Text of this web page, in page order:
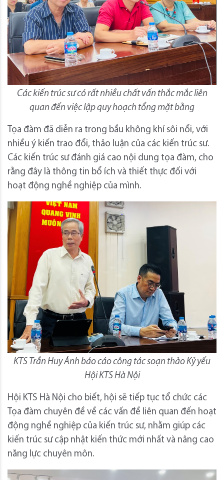
Các kiến trúc sư có rất nhiều chất vấn thắc mắc liên
quan đến việc lập quy hoạch tổng mặt bằng
Tọa đàm đã diễn ra trong bầu không khí sôi nổi, với
nhiều ý kiến trao đổi, thảo luận của các kiến trúc sư.
Các kiến trúc sư đánh giá cao nội dung tọa đàm, cho
rằng đây là thông tin bổ ích và thiết thực đối với
hoạt động nghề nghiệp của mình.
KTS Trần Huy Ánh báo cáo công tác soạn thảo Kỷ yếu
Hội KTS Hà Nội
Hội KTS Hà Nội cho biết, hội sẽ tiếp tục tổ chức các
Tọa đàm chuyên đề về các vấn đề liên quan đến hoạt
động nghề nghiệp của kiến trúc sư, nhằm giúp các
kiến trúc sư cập nhật kiến thức mới nhất và nâng cao
năng lực chuyên môn.